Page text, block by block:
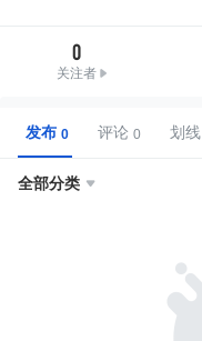
0
关注者
发布 评论 划线
全部分类 